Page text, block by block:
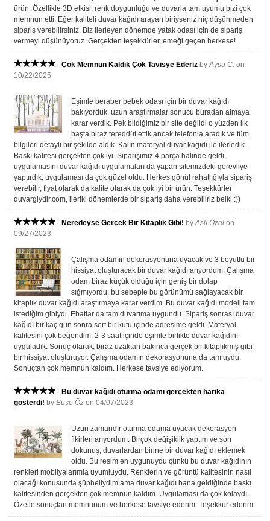
ürün. Özellikle 3D etkisi, renk doygunluğu ve duvarla tam uyumu bizi çok
memnun etti. Eğer kaliteli duvar kağıdı arayan biriyseniz hiç düşünmeden
sipariş verebilirsiniz. Biz ilerleyen dönemde yatak odası için de sipariş
vermeyi düşünüyoruz. Gerçekten teşekkürler, emeği geçen herkese!
Çok Memnun Kaldık Çok Tavisye Ederiz byAysu C. on
10/22/2025
Eşimle beraber bebek odası için bir duvar kağıdı
bakıyorduk, uzun araştırmalar sonucu buradan almaya
karar verdik. Pek bildiğimiz bir site değildi o yüzden ilk
başta biraz tereddüt ettik ancak telefonla aradık ve tüm
bilgileri detaylı bir şekilde aldık. Kalın materyal duvar kağıdı ile ilerledik.
Baskı kalitesi gerçekten çok iyi. Siparişimiz 4 parça halinde geldi,
uygulamasını duvar kağıdı uygulamaları da yapan sitemizdeki görevliye
yaptırdık, uygulaması da çok güzel oldu. Herkes gönül rahatlığıyla sipariş
verebilir, fiyat olarak da kalite olarak da çok iyi bir ürün. Teşekkürler
duvargiydir.com, ileriki dönemlerde bir sipariş daha verebiliriz belki :))
Neredeyse Gerçek Bir Kitaplık Gibi! byAslı Özal on
09/27/2023
Çalışma odamın dekorasyonuna uyacak ve 3 boyutlu bir
hissiyat oluşturacak bir duvar kağıdı arıyordum. Çalışma
odam biraz küçük olduğu için geniş bir dolap
sığmıyordu, bu sebeple bu görünümü sağlayacak bir
kitaplık duvar kağıdı araştırmaya karar verdim. Bu duvar kağıdı modeli tam
istediğim gibiydi. Ebatlar da tam duvarıma uygundu. Sipariş sonrası duvar
kağıdı bir kaç gün sonra sert bir kutu içinde adresime geldi. Materyal
kalitesini çok beğendim. 2-3 saat içinde eşimle birlikte duvar kağıdını
uyguladık. Sonuç olarak, biraz uzaktan bakınca gerçek bir kitaplıkmış gibi
bir hissiyat oluşturuyor. Çalışma odamın dekorasyonuna da tam uydu.
Sonuçtan çok memnun kaldım. Herkese tavsiye ediyorum.
Bu duvar kağıdı oturma odamı gerçekten harika
gösterdi! byBuse Öz on 04/07/2023
Uzun zamandır oturma odama uyacak dekorasyon
fikirleri arıyordum. Birçok değişiklik yaptım ve son
dokunuş, duvarlardan birine bir duvar kağıdı eklemek
oldu. Bu resim en uygunuydu çünkü bu duvar kağıdının
renkleri mobilyalarımla uyumluydu. Renklerin ve görüntü kalitesinin nasıl
olacağı konusunda şüpheliydim ama duvar kağıdı bana geldiğinde baskı
kalitesinden gerçekten çok memnun kaldım. Uygulaması da çok kolaydı.
Özetle sonuçtan memnunum ve herkese tavsiye ederim. Teşekkür ederim.